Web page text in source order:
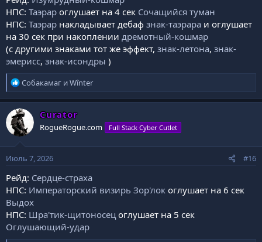
НПС: Таэрар оглушает на 4 сек Сочащийся туман
НПС: Таэрар накладывает дебаф знак-таэрара и оглушает
на 30 сек при накоплении дремотный-кошмар
(с другими знаками тот же эффект, знак-летона, знак-
эмерисс, знак-исондры )
Р
е
а
к
ц
и
и
:
Собакамаг иWînter
Curator
RogueRogue.com Full Stack Cyber Cutlet
Июль 7, 2026 #16
Рейд: Сердце-страха
НПС: Императорский визирь Зор'лок оглушает на 6 сек
Выдох
НПС: Шра'тик-щитоносецоглушает на 5 сек
Оглушающий-удар